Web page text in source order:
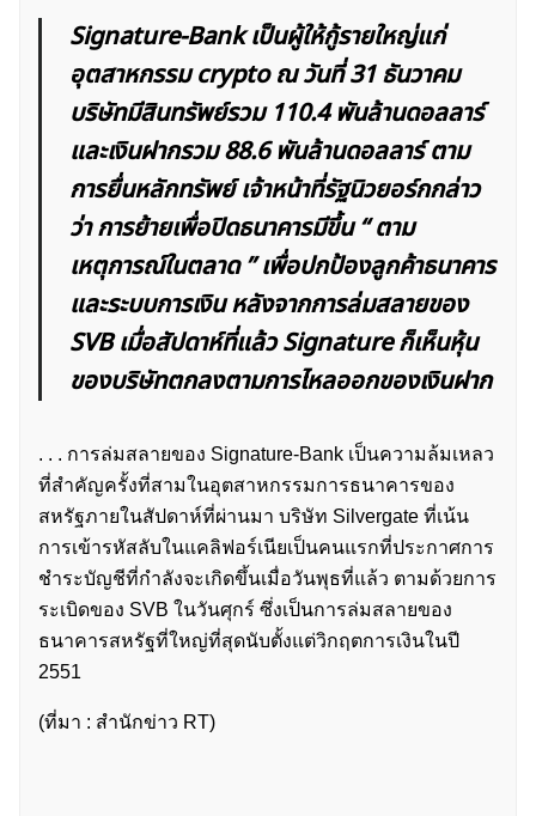
Signature-Bank เป็นผู้ให้กู้รายใหญ่แก่
อุตสาหกรรม crypto ณ วันที่ 31 ธันวาคม
บริษัทมีสินทรัพย์รวม 110.4 พันล้านดอลลาร์
และเงินฝากรวม 88.6 พันล้านดอลลาร์ ตาม
การยื่นหลักทรัพย์ เจ้าหน้าที่รัฐนิวยอร์กกล่าว
ว่า การย้ายเพื่อปิดธนาคารมีขึ้น “ ตาม
เหตุการณ์ในตลาด ” เพื่อปกป้องลูกค้าธนาคาร
และระบบการเงิน หลังจากการล่มสลายของ
SVB เมื่อสัปดาห์ที่แล้ว Signature ก็เห็นหุ้น
ของบริษัทตกลงตามการไหลออกของเงินฝาก
. . . การล่มสลายของ Signature-Bank เป็นความล้มเหลว
ที่สำคัญครั้งที่สามในอุตสาหกรรมการธนาคารของ
สหรัฐภายในสัปดาห์ที่ผ่านมา บริษัท Silvergate ที่เน้น
การเข้ารหัสลับในแคลิฟอร์เนียเป็นคนแรกที่ประกาศการ
ชำระบัญชีที่กำลังจะเกิดขึ้นเมื่อวันพุธที่แล้ว ตามด้วยการ
ระเบิดของ SVB ในวันศุกร์ ซึ่งเป็นการล่มสลายของ
ธนาคารสหรัฐที่ใหญ่ที่สุดนับตั้งแต่วิกฤตการเงินในปี
2551
(ที่มา : สำนักข่าว RT)